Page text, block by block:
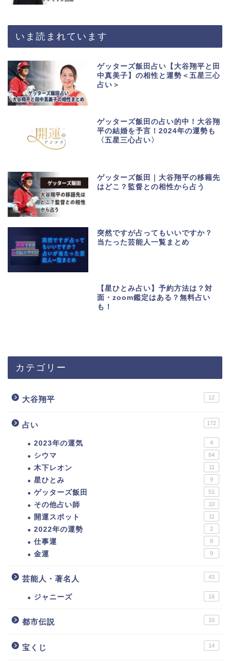
いま読まれています
ゲッターズ飯田占い【大谷翔平と田
中真美子】の相性と運勢＜五星三心
占い＞
ゲッターズ飯田の占い的中！大谷翔
平の結婚を予言！2024年の運勢も
〈五星三心占い〉
ゲッターズ飯田｜大谷翔平の移籍先
はどこ？監督との相性から占う
突然ですが占ってもいいですか？
当たった芸能人一覧まとめ
【星ひとみ占い】予約方法は？対
面・zoom鑑定はある？無料占い
も！
カテゴリー
シウマ 64
木下レオン 11
星ひとみ 9
ゲッターズ飯田 51
その他占い師 10
開運スポット 11
2022年の運勢 2
仕事運 8
金運 9